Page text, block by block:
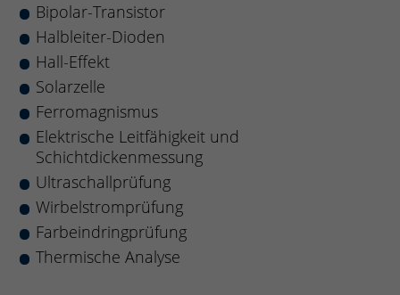
Bipolar-Transistor
Halbleiter-Dioden
Hall-Effekt
Solarzelle
Ferromagnismus
Elektrische Leitfähigkeit und
Schichtdickenmessung
Ultraschallprüfung
Wirbelstromprüfung
Farbeindringprüfung
Thermische Analyse